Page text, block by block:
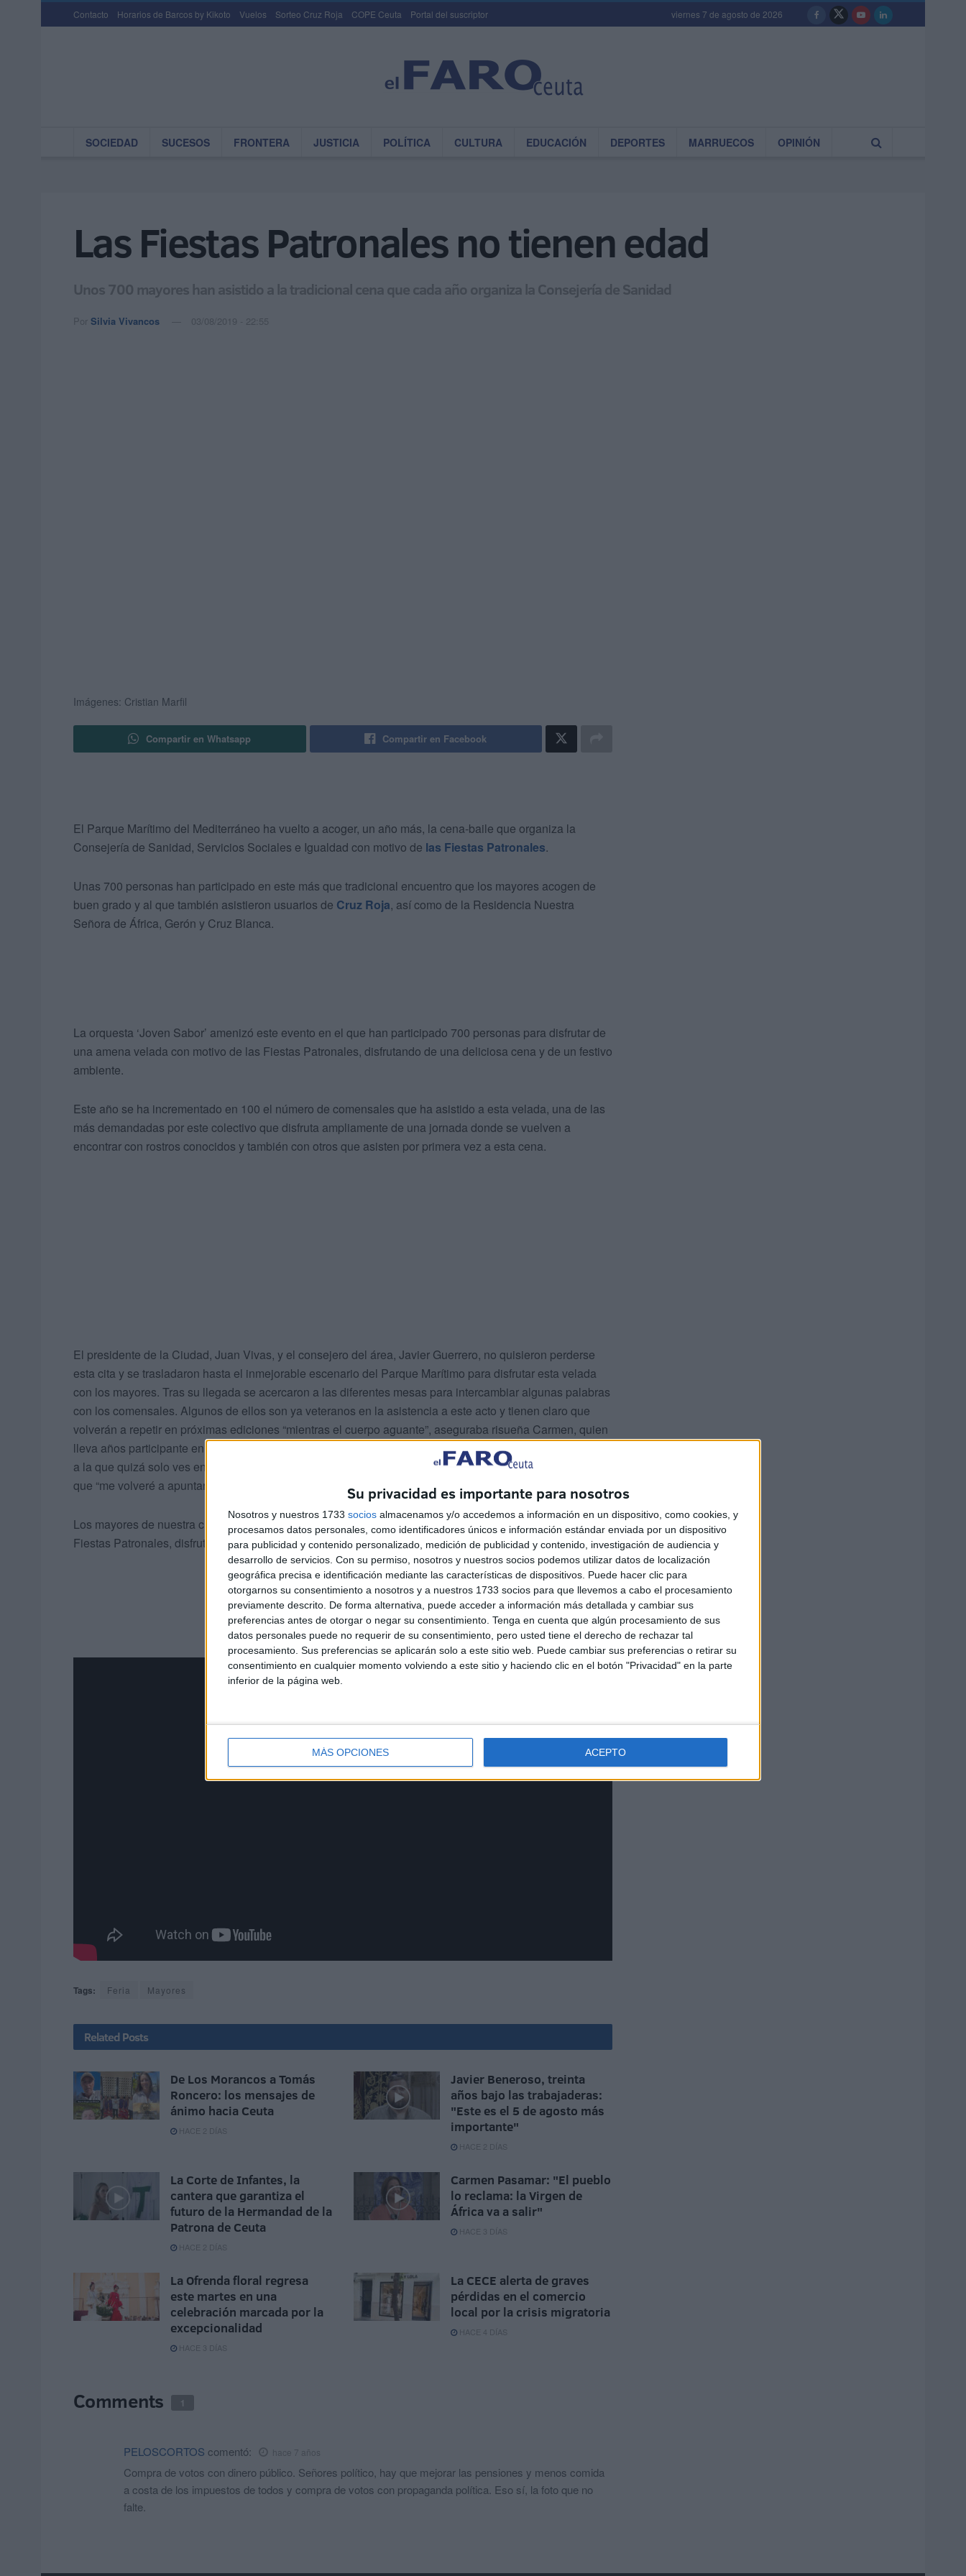
Su privacidad es importante para nosotros
Nosotros y nuestros 1733 socios almacenamos y/o accedemos a información en un dispositivo, como cookies, y
procesamos datos personales, como identificadores únicos e información estándar enviada por un dispositivo
para publicidad y contenido personalizado, medición de publicidad y contenido, investigación de audiencia y
desarrollo de servicios. Con su permiso, nosotros y nuestros socios podemos utilizar datos de localización
geográfica precisa e identificación mediante las características de dispositivos. Puede hacer clic para
otorgarnos su consentimiento a nosotros y a nuestros 1733 socios para que llevemos a cabo el procesamiento
previamente descrito. De forma alternativa, puede acceder a información más detallada y cambiar sus
preferencias antes de otorgar o negar su consentimiento. Tenga en cuenta que algún procesamiento de sus
datos personales puede no requerir de su consentimiento, pero usted tiene el derecho de rechazar tal
procesamiento. Sus preferencias se aplicarán solo a este sitio web. Puede cambiar sus preferencias o retirar su
consentimiento en cualquier momento volviendo a este sitio y haciendo clic en el botón "Privacidad" en la parte
inferior de la página web.
MÁS OPCIONES ACEPTO
Contacto Horarios de Barcos by Kikoto Vuelos Sorteo Cruz Roja COPE Ceuta Portal del suscriptor viernes 7 de agosto de 2026
SOCIEDAD SUCESOS FRONTERA JUSTICIA POLÍTICA CULTURA EDUCACIÓN DEPORTES MARRUECOS OPINIÓN
Las Fiestas Patronales no tienen edad
Unos 700 mayores han asistido a la tradicional cena que cada año organiza la Consejería de Sanidad
Por Silvia Vivancos 03/08/2019 - 22:55
Imágenes: Cristian Marfil
Compartir en Whatsapp Compartir en Facebook
El Parque Marítimo del Mediterráneo ha vuelto a acoger, un año más, la cena-baile que organiza la
Consejería de Sanidad, Servicios Sociales e Igualdad con motivo de las Fiestas Patronales.
Unas 700 personas han participado en este más que tradicional encuentro que los mayores acogen de
buen grado y al que también asistieron usuarios de Cruz Roja, así como de la Residencia Nuestra
Señora de África, Gerón y Cruz Blanca.
La orquesta ‘Joven Sabor’ amenizó este evento en el que han participado 700 personas para disfrutar de
una amena velada con motivo de las Fiestas Patronales, disfrutando de una deliciosa cena y de un festivo
ambiente.
Este año se ha incrementado en 100 el número de comensales que ha asistido a esta velada, una de las
más demandadas por este colectivo que disfruta ampliamente de una jornada donde se vuelven a
encontrar con rostros conocidos y también con otros que asisten por primera vez a esta cena.
El presidente de la Ciudad, Juan Vivas, y el consejero del área, Javier Guerrero, no quisieron perderse
esta cita y se trasladaron hasta el inmejorable escenario del Parque Marítimo para disfrutar esta velada
con los mayores. Tras su llegada se acercaron a las diferentes mesas para intercambiar algunas palabras
con los comensales. Algunos de ellos son ya veteranos en la asistencia a este acto y tienen claro que
volverán a repetir en próximas ediciones “mientras el cuerpo aguante”, aseguraba risueña Carmen, quien
lleva años participante en este encuentro “donde lo mejor es el ambiente porque te encuentras con gente
a la que quizá solo ves en esta cena”. Otros participan por primera vez en este acto, pero ya tienen claro
que “me volveré a apuntar otra vez”, comenta Juan.
Los mayores de nuestra ciudad han vuelto a deleitarse con una amena velada con motivo de estas
Fiestas Patronales, disfrutando de una deliciosa cena y de un festivo ambiente.
Tags: Feria Mayores
Related Posts
De Los Morancos a Tomás
Roncero: los mensajes de
ánimo hacia Ceuta
HACE 2 DÍAS
Javier Beneroso, treinta
años bajo las trabajaderas:
"Este es el 5 de agosto más
importante"
HACE 2 DÍAS
La Corte de Infantes, la
cantera que garantiza el
futuro de la Hermandad de la
Patrona de Ceuta
HACE 2 DÍAS
Carmen Pasamar: "El pueblo
lo reclama: la Virgen de
África va a salir"
HACE 3 DÍAS
La Ofrenda floral regresa
este martes en una
celebración marcada por la
excepcionalidad
HACE 3 DÍAS
La CECE alerta de graves
pérdidas en el comercio
local por la crisis migratoria
HACE 4 DÍAS
Comments 1
PELOSCORTOS comentó: hace 7 años
Compra de votos con dinero público. Señores político, hay que mejorar las pensiones y menos comida
a costa de los impuestos de todos y compra de votos con propaganda política. Eso sí, la foto que no
falte.